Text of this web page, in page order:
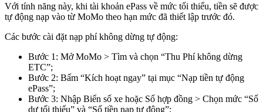
Với tính năng này, khi tài khoản ePass về mức tối thiểu, tiền sẽ được
tự động nạp vào từ MoMo theo hạn mức đã thiết lập trước đó.
Các bước cài đặt nạp phí không dừng tự động:
Bước 1: Mở MoMo > Tìm và chọn “Thu Phí không dừng
ETC”;
Bước 2: Bấm “Kích hoạt ngay” tại mục “Nạp tiền tự động
ePass”;
Bước 3: Nhập Biển số xe hoặc Số hợp đồng > Chọn mức “Số
dư tối thiểu” và “Số tiền nạp tự động”;